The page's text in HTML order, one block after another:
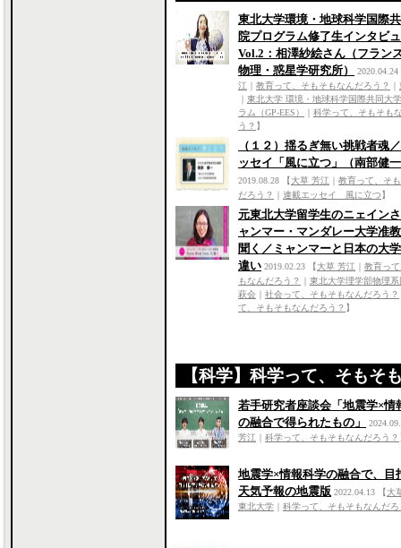
東北大学環境・地球科学国際
院プログラム修了生インタビ
Vol.2：相澤紗絵さん（フラン
物理・惑星学研究所）
2020.04.24
江
教育って、そもそもなんだろう？
東北大学 環境・地球科学国際共同大
ラム（GP-EES）
科学って、そもそも
う？ 】
（１２）揺るぎ無い挑戦者魂
ッセイ「風に立つ」（南部健
2019.08.28 【大草 芳江
教育って、そ
だろう？
連載エッセイ 風に立つ】
元東北大学留学生のニェイン
ャンマー・マンダレー大学准
聞く／ミャンマーと日本の大
違い 2019.02.23 【大草 芳江
教育っ
もなんだろう？
東北大学理学部物理
萩会
社会って、そもそもなんだろう？
て、そもそもなんだろう？ 】
【科学】科学って、そもそ
若手研究者座談会「地震学×情
の融合で得られたもの」
芳江
科学って、そもそもなんだろう？
地震学×情報科学の融合で、目
天気予報の地震版 2022.04.13 【大
東北大学
科学って、そもそもなんだろ